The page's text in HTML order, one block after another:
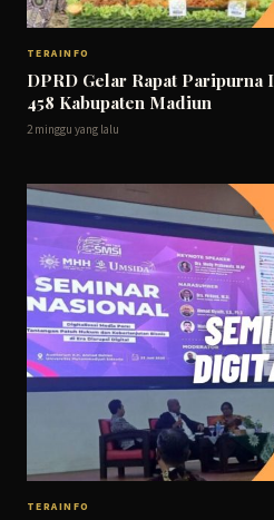
TERAINFO
DPRD Gelar Rapat
458 Kabupaten Madiun
2 minggu yang lalu
TERAINFO